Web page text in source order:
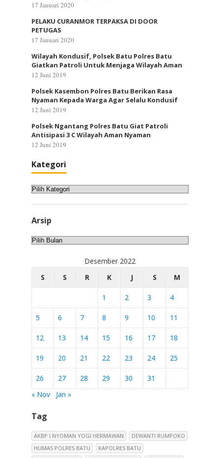
17 Januari 2020
PELAKU CURANMOR TERPAKSA DI DOOR
PETUGAS
17 Januari 2020
Wilayah Kondusif, Polsek Batu Polres Batu
Giatkan Patroli Untuk Menjaga Wilayah Aman
12 Juni 2019
Polsek Kasembon Polres Batu Berikan Rasa
Nyaman Kepada Warga Agar Selalu Kondusif
12 Juni 2019
Polsek Ngantang Polres Batu Giat Patroli
Antisipasi 3 C Wilayah Aman Nyaman
12 Juni 2019
Kategori
Kategori
Arsip
Arsip
Desember 2022
S
S R K J S M
1 2 3 4
5 6 7 8 9 10 11
12 13 14 15 16 17 18
19 20 21 22 23 24 25
26 27 28 29 30
31
« Nov
Jan »
Tag
AKBP I NYOMAN YOGI HERMAWAN
DEWANTI RUMPOKO
HUMAS POLRES BATU
KAPOLRES BATU